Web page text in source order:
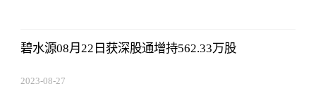
碧水源08月22日获深股通增持562.33万股
2023-08-27